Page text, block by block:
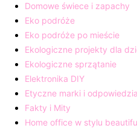
Domowe świece i zapachy
Eko podróże
Eko podróże po mieście
Ekologiczne projekty dla
Ekologiczne sprzątanie
Elektronika DIY
Etyczne marki i
Fakty i Mity
Home office w stylu